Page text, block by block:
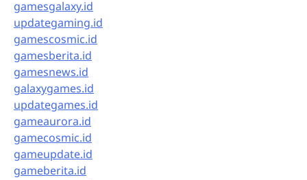
gamesgalaxy.id
updategaming.id
gamescosmic.id
gamesberita.id
gamesnews.id
galaxygames.id
updategames.id
gameaurora.id
gamecosmic.id
gameupdate.id
gameberita.id